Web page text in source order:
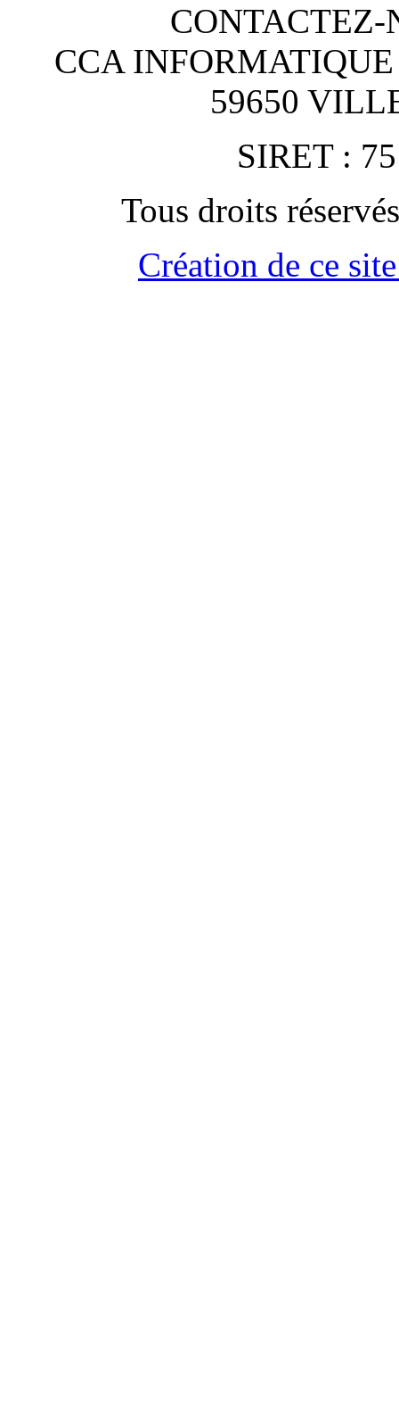
CONTACTEZ-
CCA
59650
SIRET :
Tous droits
Création de ce